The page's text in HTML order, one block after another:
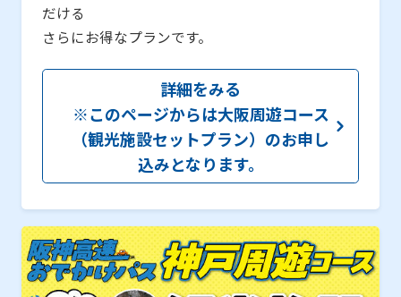
だける
さらにお得なプランです。
詳細をみる
※このページからは大阪周遊コース
（観光施設セットプラン）のお申し
込みとなります。